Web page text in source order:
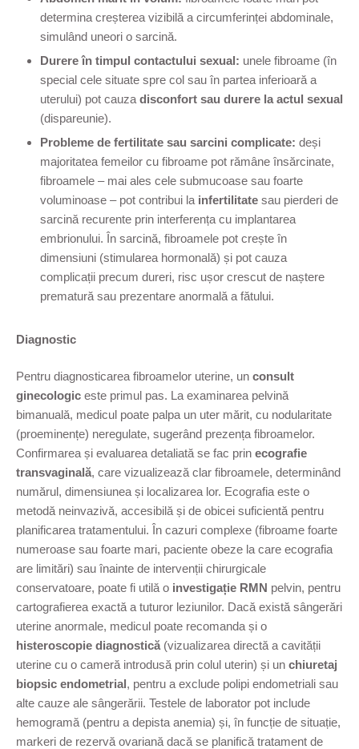
determina creșterea vizibilă a circumferinței abdominale,
simulând uneori o sarcină.
Durere în timpul contactului sexual: unele fibroame (în
special cele situate spre col sau în partea inferioară a
uterului) pot cauza disconfort sau durere la actul sexual
(dispareunie).
Probleme de fertilitate sau sarcini complicate: deși
majoritatea femeilor cu fibroame pot rămâne însărcinate,
fibroamele – mai ales cele submucoase sau foarte
voluminoase – pot contribui la infertilitate sau pierderi de
sarcină recurente prin interferența cu implantarea
embrionului. În sarcină, fibroamele pot crește în
dimensiuni (stimularea hormonală) și pot cauza
complicații precum dureri, risc ușor crescut de naștere
prematură sau prezentare anormală a fătului.
Diagnostic
Pentru diagnosticarea fibroamelor uterine, un consult
ginecologic este primul pas. La examinarea pelvină
bimanuală, medicul poate palpa un uter mărit, cu nodularitate
(proeminențe) neregulate, sugerând prezența fibroamelor.
Confirmarea și evaluarea detaliată se fac prin ecografie
transvaginală, care vizualizează clar fibroamele, determinând
numărul, dimensiunea și localizarea lor. Ecografia este o
metodă neinvazivă, accesibilă și de obicei suficientă pentru
planificarea tratamentului. În cazuri complexe (fibroame foarte
numeroase sau foarte mari, paciente obeze la care ecografia
are limitări) sau înainte de intervenții chirurgicale
conservatoare, poate fi utilă o investigație RMN pelvin, pentru
cartografierea exactă a tuturor leziunilor. Dacă există sângerări
uterine anormale, medicul poate recomanda și o
histeroscopie diagnostică (vizualizarea directă a cavității
uterine cu o cameră introdusă prin colul uterin) și un chiuretaj
biopsic endometrial, pentru a exclude polipi endometriali sau
alte cauze ale sângerării. Testele de laborator pot include
hemogramă (pentru a depista anemia) și, în funcție de situație,
markeri de rezervă ovariană dacă se planifică tratament de